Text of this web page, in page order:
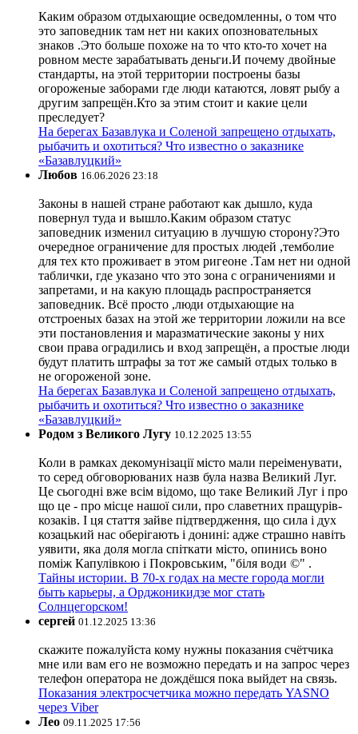
Каким образом отдыхающие осведомленны, о том что
это заповедник там нет ни каких опозновательных
знаков .Это больше похоже на то что кто-то хочет на
ровном месте зарабатывать деньги.И почему двойные
стандарты, на этой территории построены базы
огороженые заборами где люди катаются, ловят рыбу а
другим запрещён.Кто за этим стоит и какие цели
преследует?
На берегах Базавлука и Соленой запрещено отдыхать,
рыбачить и охотиться? Что известно о заказнике
«Базавлуцкий»
Любов 16.06.2026 23:18
Законы в нашей стране работают как дышло, куда
повернул туда и вышло.Каким образом статус
заповедник изменил ситуацию в лучшую сторону?Это
очередное ограничение для простых людей ,темболие
для тех кто проживает в этом ригеоне .Там нет ни одной
таблички, где указано что это зона с ограничениями и
запретами, и на какую площадь распространяется
заповедник. Всё просто ,люди отдыхающие на
отстроеных базах на этой же территории ложили на все
эти постановления и маразматические законы у них
свои права оградились и вход запрещён, а простые люди
будут платить штрафы за тот же самый отдых только в
не огороженой зоне.
На берегах Базавлука и Соленой запрещено отдыхать,
рыбачить и охотиться? Что известно о заказнике
«Базавлуцкий»
Родом з Великого Лугу 10.12.2025 13:55
Коли в рамках декомунізації місто мали переіменувати,
то серед обговорюваних назв була назва Великий Луг.
Це сьогодні вже всім відомо, що таке Великий Луг і про
що це - про місце нашої сили, про славетних пращурів-
козаків. І ця стаття зайве підтвердження, що сила і дух
козацький нас оберігають і донині: адже страшно навіть
уявити, яка доля могла спіткати місто, опинись воно
поміж Капулівкою і Покровським, "біля води ©" .
Тайны истории. В 70-х годах на месте города могли
быть карьеры, а Орджоникидзе мог стать
Солнцегорском!
сергей 01.12.2025 13:36
скажите пожалуйста кому нужны показания счётчика
мне или вам его не возможно передать и на запрос через
телефон оператора не дождёшся пока выйдет на связь.
Показания электросчетчика можно передать YASNO
через Viber
Лео 09.11.2025 17:56